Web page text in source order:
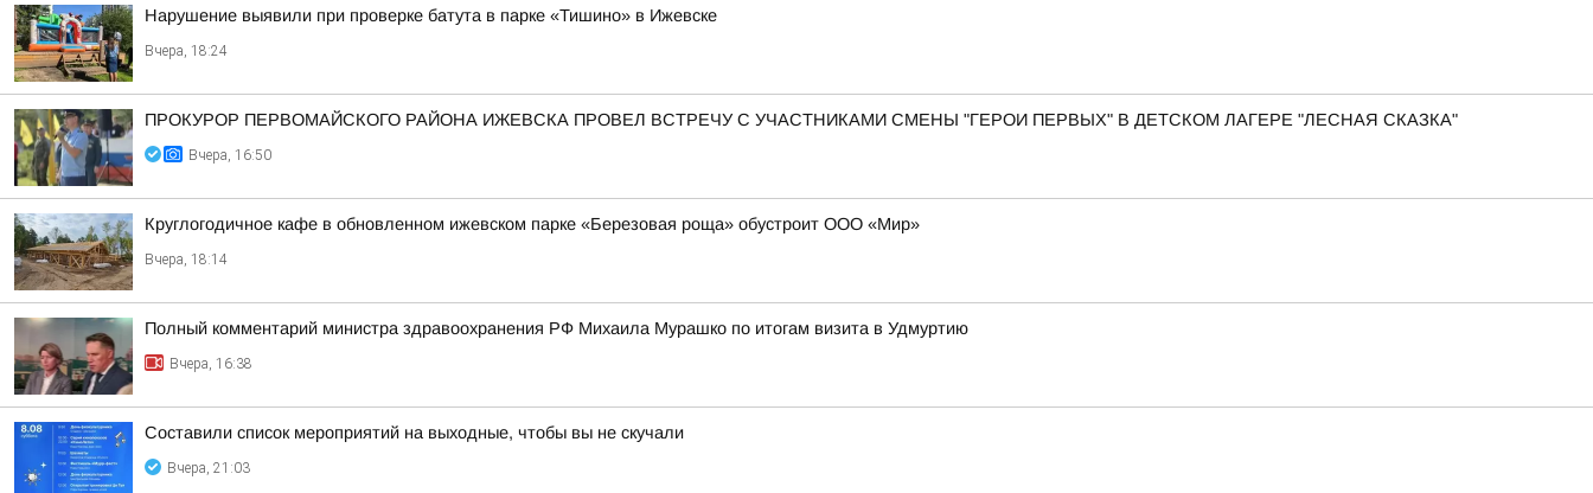
Нарушение выявили при проверке батута в парке «Тишино» в Ижевске
Вчера, 18:24
ПРОКУРОР ПЕРВОМАЙСКОГО РАЙОНА ИЖЕВСКА ПРОВЕЛ ВСТРЕЧУ С УЧАСТНИКАМИ СМЕНЫ "ГЕРОИ ПЕРВЫХ" В ДЕТСКОМ ЛАГЕРЕ "ЛЕСНАЯ СКАЗКА"
Вчера, 16:50
Круглогодичное кафе в обновленном ижевском парке «Березовая роща» обустроит ООО «Мир»
Вчера, 18:14
Полный комментарий министра здравоохранения РФ Михаила Мурашко по итогам визита в Удмуртию
Вчера, 16:38
Составили список мероприятий на выходные, чтобы вы не скучали
Вчера, 21:03